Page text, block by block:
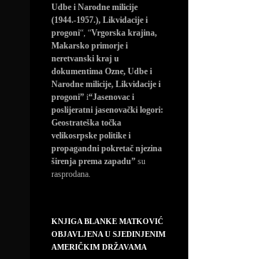
Udbe i Narodne milicije
(1944.-1957.), Likvidacije i
progoni“, “Vrgorska krajina,
Makarsko primorje i
neretvanski kraj u
dokumentima Ozne, Udbe i
Narodne milicije, Likvidacije i
progoni” i“Jasenovac i
poslijeratni jasenovački logori:
Geostrateška točka
velikosrpske politike i
propagandni pokretač njezina
širenja prema zapadu” su
rasprodana.
KNJIGA BLANKE MATKOVIĆ
OBJAVLJENA U SJEDINJENIM
AMERIČKIM DRŽAVAMA